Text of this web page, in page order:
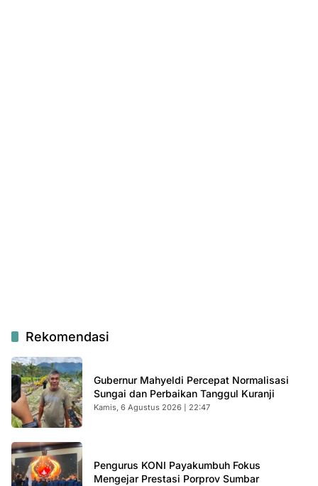
Rekomendasi
Gubernur Mahyeldi Percepat Normalisasi
Sungai dan Perbaikan Tanggul Kuranji
Kamis, 6 Agustus 2026 | 22:47
Pengurus KONI Payakumbuh Fokus
Mengejar Prestasi Porprov Sumbar